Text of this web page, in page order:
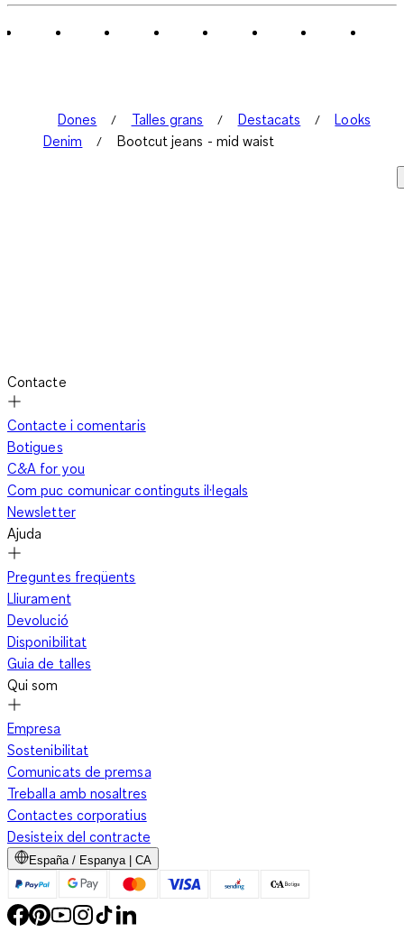
Dones Talles grans Destacats
Looks
Denim
Bootcut jeans - mid waist
Contacte
Contacte i comentaris
Botigues
C&A for you
Com puc comunicar continguts il·legals
Newsletter
Ajuda
Preguntes freqüents
Lliurament
Devolució
Disponibilitat
Guia de talles
Qui som
Empresa
Sostenibilitat
Comunicats de premsa
Treballa amb nosaltres
Contactes corporatius
Desisteix del contracte
España / Espanya | CA